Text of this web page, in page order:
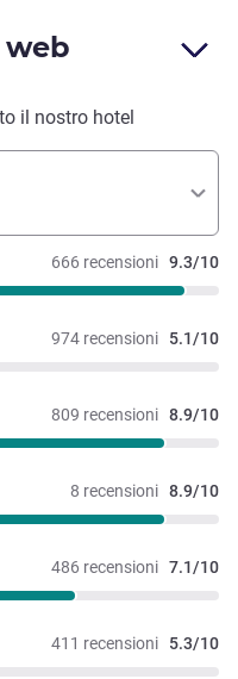
il nostro hotel
666 recensioni 9.3/10
974 recensioni 5.1/10
809 recensioni 8.9/10
8 recensioni 8.9/10
486 recensioni 7.1/10
411 recensioni 5.3/10